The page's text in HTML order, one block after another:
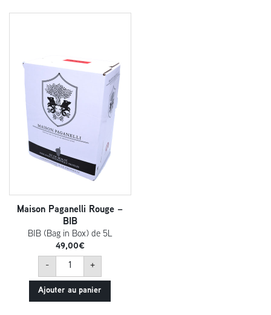
Maison Paganelli Rouge –
BIB
BIB (Bag in Box) de 5L
49,00€
-
Maison
Rouge
-
+
Ajouter au panier